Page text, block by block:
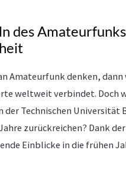
des
Amateurfunk denken,
weltweit verbindet. Doch
der Technischen Universität
zurückreichen? Dank
Einblicke in die frühen